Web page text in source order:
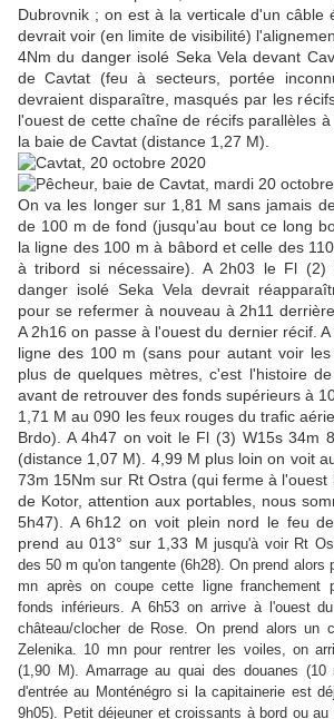
Dubrovnik ; on est à la verticale d'un câble
devrait voir (en limite de visibilité)
4Nm du danger isolé Seka Vela devant
de Cavtat (feu à secteurs, portée
devraient disparaître, masqués par les
l'ouest de cette chaîne de récifs parallèles
la baie de Cavtat (distance 1,27 M).
On va les longer sur 1,81 M sans jamais
de 100 m de fond (jusqu'au bout ce long
la ligne des 100 m à bâbord et celle des
à tribord si nécessaire). A 2h03 le Fl
danger isolé Seka Vela devrait
pour se refermer à nouveau à 2h11
A 2h16 on passe à l'ouest du dernier récif.
ligne des 100 m (sans pour autant voir
plus de quelques mètres, c'est l'histoire
avant de retrouver des fonds supérieurs à
1,71 M au 090 les feux rouges du trafic
Brdo). A 4h47 on voit le Fl (3) W15s 34m
(distance 1,07 M). 4,99 M plus loin on voit
73m 15Nm sur Rt Ostra (qui ferme à l'ouest
de Kotor, attention aux portables, nous
5h47). A 6h12 on voit plein nord le feu
prend au 013° sur 1,33 M jusqu'à voir Rt
des 50 m qu'on tangente (6h28). On prend alors
mn après on coupe cette ligne franchement
fonds inférieurs. A 6h53 on arrive à l'ouest
château/clocher de Rose. On prend alors un
Zelenika. 10 mn pour rentrer les voiles, on
(1,90 M). Amarrage au quai des douanes (10
d'entrée au Monténégro si la capitainerie est
9h05). Petit déjeuner et croissants à bord ou